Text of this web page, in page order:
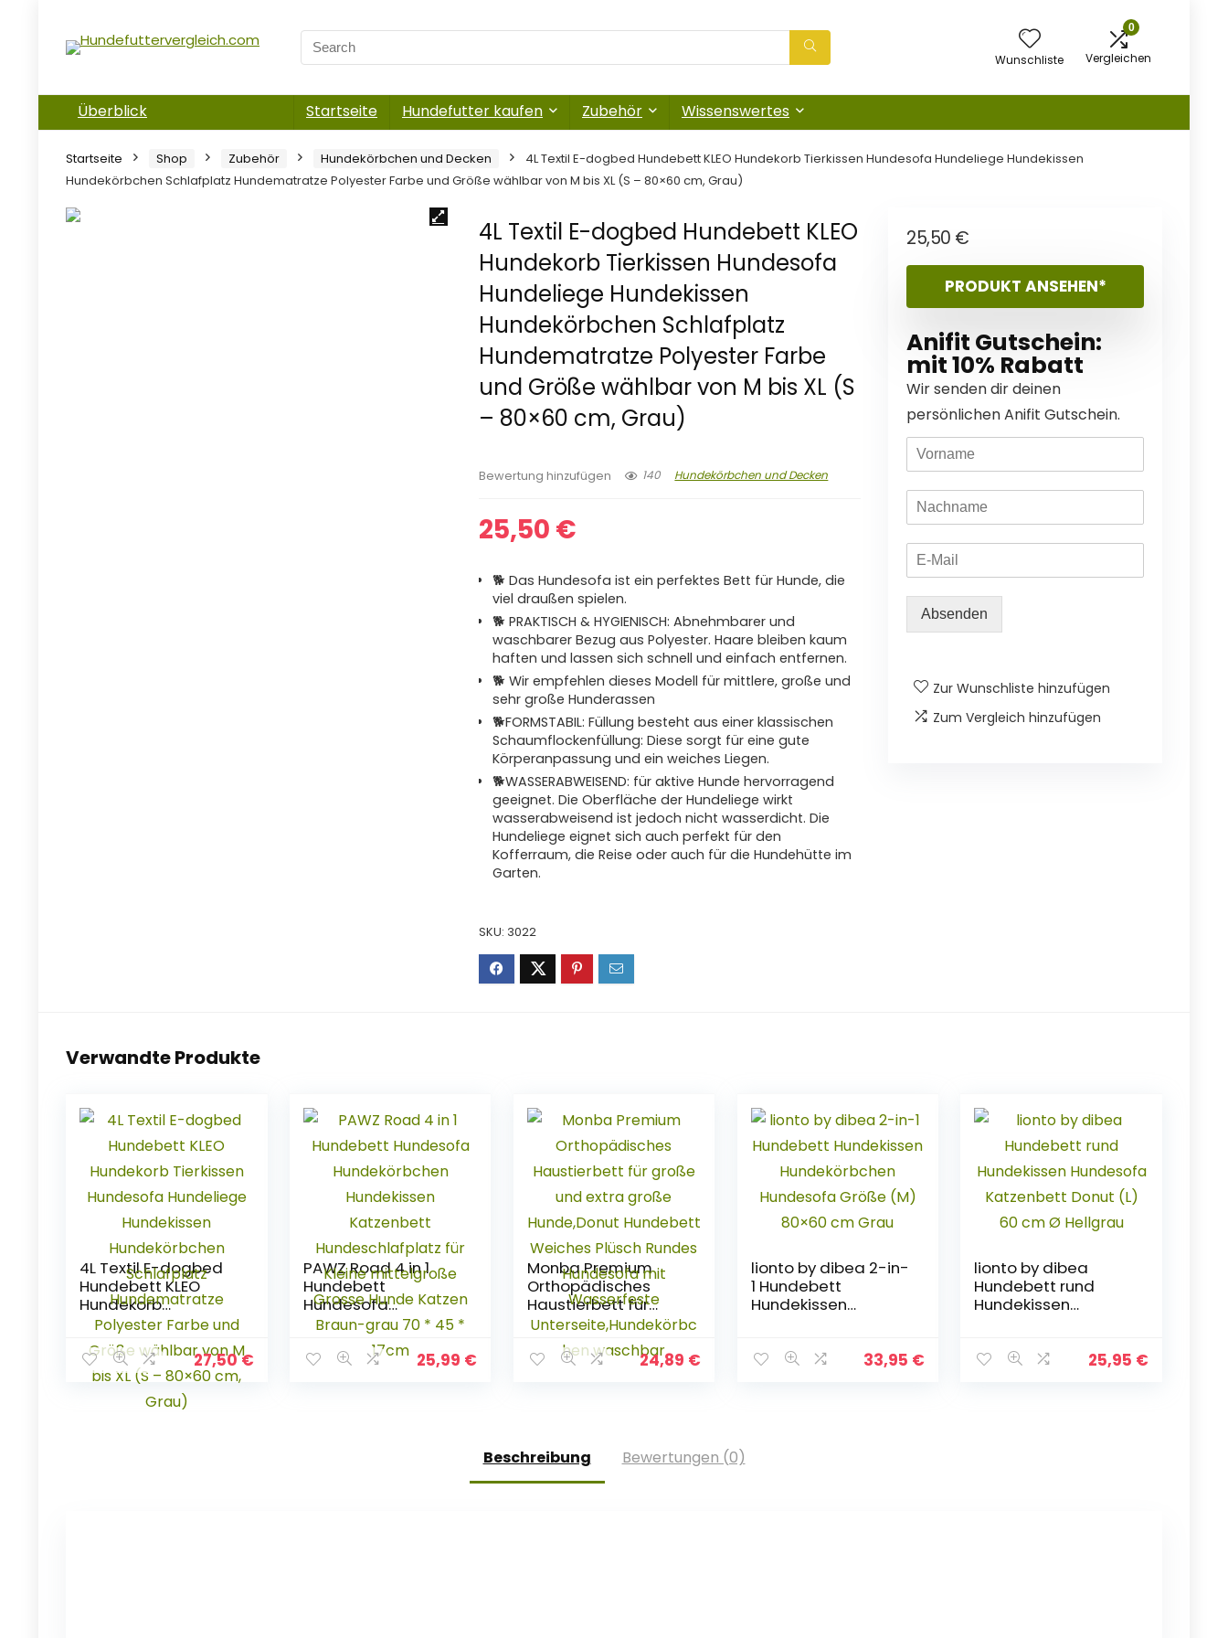
Wunschliste
0
Vergleichen
Überblick Startseite Hundefutter kaufen Zubehör Wissenswertes
Startseite Shop Zubehör Hundekörbchen und Decken
4L Textil E-dogbed Hundebett KLEO Hundekorb Tierkissen Hundesofa Hundeliege Hundekissen
Hundekörbchen Schlafplatz Hundematratze Polyester Farbe und Größe wählbar von M bis XL (S – 80×60 cm, Grau)
4L Textil E-dogbed Hundebett KLEO
Hundekorb Tierkissen Hundesofa
Hundeliege Hundekissen
Hundekörbchen Schlafplatz
Hundematratze Polyester Farbe
und Größe wählbar von M bis XL (S
– 80×60 cm, Grau)
Bewertung hinzufügen 140 Hundekörbchen und Decken
25,50 €
🐕 Das Hundesofa ist ein perfektes Bett für Hunde, die
viel draußen spielen.
🐕 PRAKTISCH & HYGIENISCH: Abnehmbarer und
waschbarer Bezug aus Polyester. Haare bleiben kaum
haften und lassen sich schnell und einfach entfernen.
🐕 Wir empfehlen dieses Modell für mittlere, große und
sehr große Hunderassen
🐕FORMSTABIL: Füllung besteht aus einer klassischen
Schaumflockenfüllung: Diese sorgt für eine gute
Körperanpassung und ein weiches Liegen.
🐕WASSERABWEISEND: für aktive Hunde hervorragend
geeignet. Die Oberfläche der Hundeliege wirkt
wasserabweisend ist jedoch nicht wasserdicht. Die
Hundeliege eignet sich auch perfekt für den
Kofferraum, die Reise oder auch für die Hundehütte im
Garten.
SKU: 3022
25,50 €
PRODUKT ANSEHEN*
Anifit Gutschein:
mit 10% Rabatt
Wir senden dir deinen
persönlichen Anifit Gutschein.
Absenden
Zur Wunschliste hinzufügen
Zum Vergleich hinzufügen
Verwandte Produkte
4L Textil E-dogbed
Hundebett KLEO
Hundekorb
Tierkissen
Hundesofa
Hundeliege
Hundekissen
Hundekörbchen
Schlafplatz
27,50€
PAWZ Road 4 in 1
Hundebett
Hundesofa
Hundekörbchen
Hundekissen
Katzenbett
25,99 €
Monba Premium
Orthopädisches
Haustierbett für
große und extra
große Hunde,Donut
Hundebett Weiches
bchen waschbar
24,89 €
lionto by dibea 2-in-
1 Hundebett
Hundekissen
(M) 80×60 cm Grau
33,95 €
lionto by dibea
Hundebett rund
Hundekissen
60 cm Ø Hellgrau25,95 €
Beschreibung Bewertungen (0)